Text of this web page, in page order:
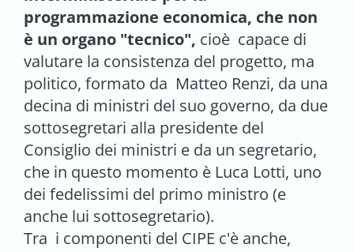
programmazione economica, che non
è un organo "tecnico", cioè capace di
valutare la consistenza del progetto, ma
politico, formato da Matteo Renzi, da una
decina di ministri del suo governo, da due
sottosegretari alla presidente del
Consiglio dei ministri e da un segretario,
che in questo momento è Luca Lotti, uno
dei fedelissimi del primo ministro (e
anche lui sottosegretario).
Tra i componenti del CIPE c'è anche,